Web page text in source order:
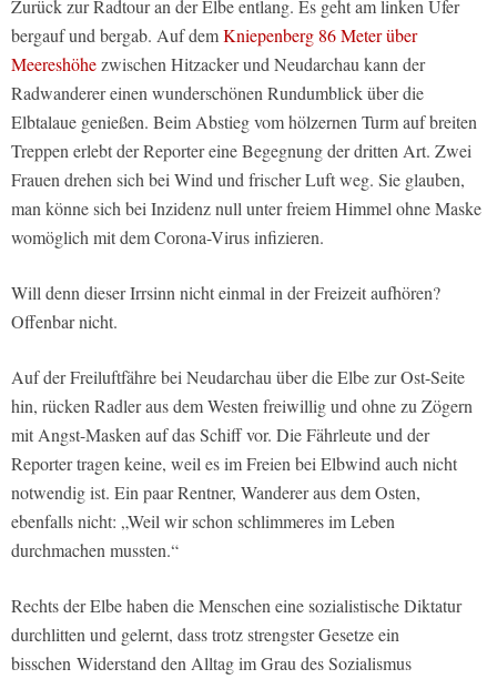
Zurück zur Radtour an der Elbe entlang. Es geht am linken Ufer
bergauf und bergab. Auf demKniepenberg 86 Meter über
Meereshöhezwischen Hitzacker und Neudarchau kann der
Radwanderer einen wunderschönen Rundumblick über die
Elbtalaue genießen. Beim Abstieg vom hölzernen Turm auf breiten
Treppen erlebt der Reporter eine Begegnung der dritten Art. Zwei
Frauen drehen sich bei Wind und frischer Luft weg. Sie glauben,
man könne sich bei Inzidenz null unter freiem Himmel ohne Maske
womöglich mit dem Corona-Virus infizieren.
Will denn dieser Irrsinn nicht einmal in der Freizeit aufhören?
Offenbar nicht.
Auf der Freiluftfähre bei Neudarchau über die Elbe zur Ost-Seite
hin, rücken Radler aus dem Westen freiwillig und ohne zu Zögern
mit Angst-Masken auf das Schiff vor. Die Fährleute und der
Reporter tragen keine, weil es im Freien bei Elbwind auch nicht
notwendig ist. Ein paar Rentner, Wanderer aus dem Osten,
ebenfalls nicht: „Weil wir schon schlimmeres im Leben
durchmachen mussten.“
Rechts der Elbe haben die Menschen eine sozialistische Diktatur
durchlitten und gelernt, dass trotz strengster Gesetze ein
bisschen Widerstand den Alltag im Grau des Sozialismus